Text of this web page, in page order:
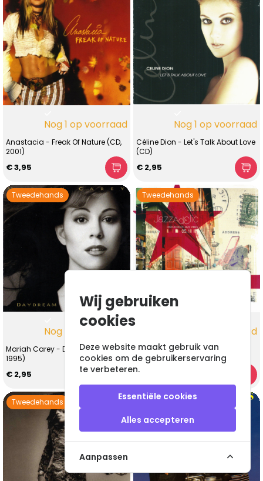
Nog 1 op voorraad
Anastacia - Freak Of Nature (CD,
2001)
€ 3,95
Nog 1 op voorraad
Céline Dion - Let's Talk About Love
(CD)
€ 2,95
Tweedehands
Nog 1 op voorraad
Mariah Carey - Daydream (CD,
1995)
€ 2,95
Tweedehands
Nog 1 op voorraad
Various - Jazzadelic 05.1 High-
Fidelic Jazz Vibes (CD, 2005)
€ 2,95
Tweedehands Tweedehands
Wij gebruiken
cookies
Deze website maakt gebruik van
cookies om de gebruikerservaring
te verbeteren.
Essentiële cookies
Alles accepteren
Aanpassen